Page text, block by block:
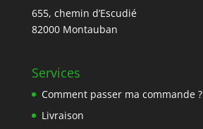
655, chemin d’Escudié
82000 Montauban
Services
Comment passer ma commande ?
Livraison